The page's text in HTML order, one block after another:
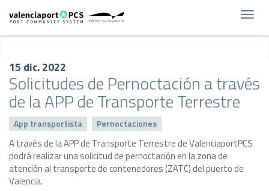
15 dic. 2022
Solicitudes de Pernoctación a través
de la APP de Transporte Terrestre
App transportista Pernoctaciones
A través de la APP de Transporte Terrestre de ValenciaportPCS
podrá realizar una solicitud de pernoctación en la zona de
atención al transporte de contenedores (ZATC) del puerto de
Valencia.